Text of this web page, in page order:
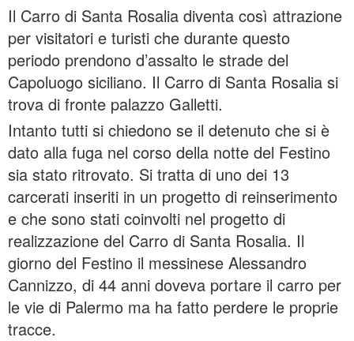
Il Carro di Santa Rosalia diventa così attrazione
per visitatori e turisti che durante questo
periodo prendono d’assalto le strade del
Capoluogo siciliano. Il Carro di Santa Rosalia si
trova di fronte palazzo Galletti.
Intanto tutti si chiedono se il detenuto che si è
dato alla fuga nel corso della notte del Festino
sia stato ritrovato. Si tratta di uno dei 13
carcerati inseriti in un progetto di reinserimento
e che sono stati coinvolti nel progetto di
realizzazione del Carro di Santa Rosalia. Il
giorno del Festino il messinese Alessandro
Cannizzo, di 44 anni doveva portare il carro per
le vie di Palermo ma ha fatto perdere le proprie
tracce.